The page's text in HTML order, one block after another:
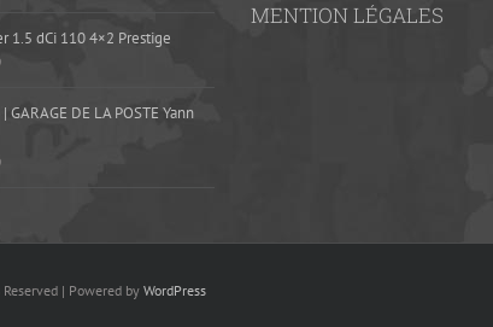
1.5 dCi 110 4×2 Prestige
GARAGE DE LA POSTE Yann
MENTION LÉGALES
| Powered byWordPress